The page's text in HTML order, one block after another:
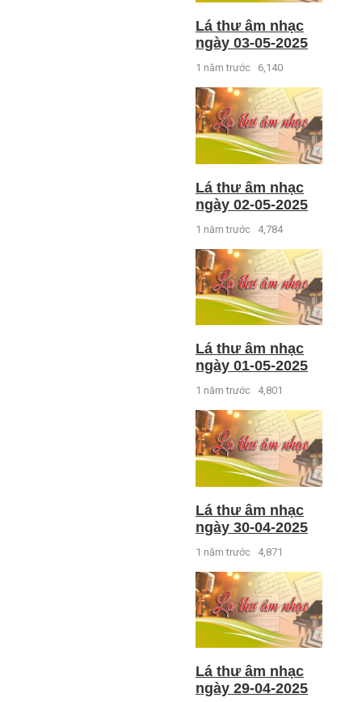
Lá thư âm nhạc
ngày 03-05-2025
1 năm trước 6,140
Lá thư âm nhạc
ngày 02-05-2025
1 năm trước 4,784
Lá thư âm nhạc
ngày 01-05-2025
1 năm trước 4,801
Lá thư âm nhạc
ngày 30-04-2025
1 năm trước 4,871
Lá thư âm nhạc
ngày 29-04-2025